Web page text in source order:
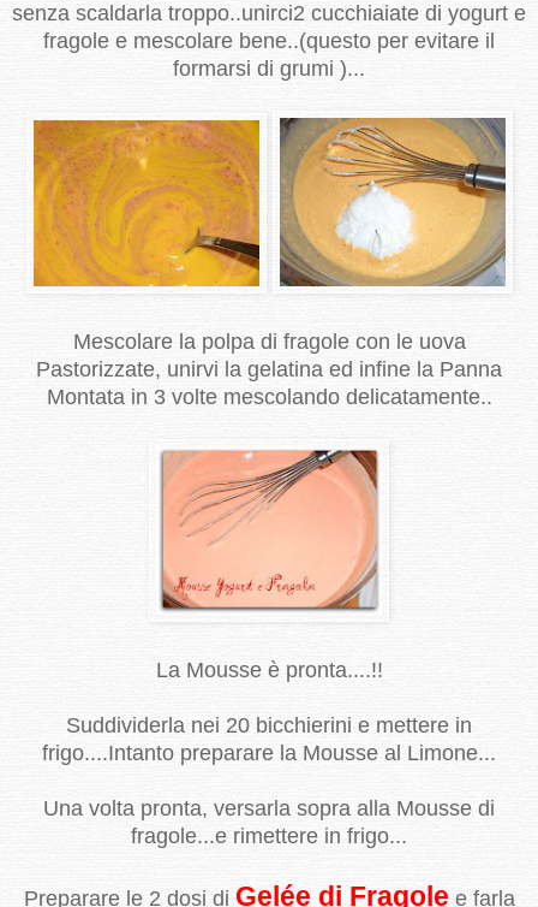
senza scaldarla troppo..unirci2 cucchiaiate di yogurt e
fragole e mescolare bene..(questo per evitare il
formarsi di grumi )...
Mescolare la polpa di fragole con le uova
Pastorizzate, unirvi la gelatina ed infine la Panna
Montata in 3 volte mescolando delicatamente..
La Mousse è pronta....!!
Suddividerla nei 20 bicchierini e mettere in
frigo....Intanto preparare la Mousse al Limone...
Una volta pronta, versarla sopra alla Mousse di
fragole...e rimettere in frigo...
Preparare le 2 dosi di Gelée di Fragole e farla